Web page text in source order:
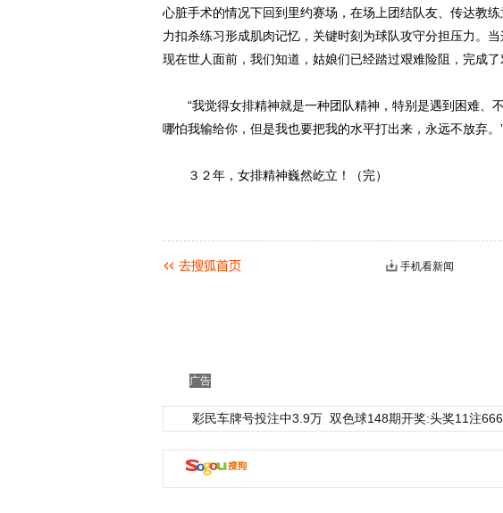
心脏手术的情况下回到里约赛场，在场上团结队友、传达教
力扣杀练习形成肌肉记忆，关键时刻为球队攻守分担压力。
现在世人面前，我们知道，姑娘们已经踏过艰难险阻，完成了
“我觉得女排精神就是一种团队精神，特别是遇到困难、不
哪怕我输给你，但是我也要把我的水平打出来，永远不放弃。”
３２年，女排精神巍然屹立！（完）
手机看新闻
广告
彩民车牌号投注中3.9万 双色球148期开奖:头奖11注